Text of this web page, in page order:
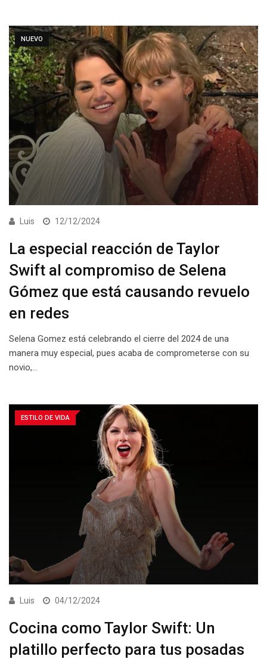
NUEVO
Luis 12/12/2024
La especial reacción de Taylor
Swift al compromiso de Selena
Gómez que está causando revuelo
en redes
Selena Gomez está celebrando el cierre del 2024 de una
manera muy especial, pues acaba de comprometerse con su
novio,…
ESTILO DE VIDA
Luis 04/12/2024
Cocina como Taylor Swift: Un
platillo perfecto para tus posadas